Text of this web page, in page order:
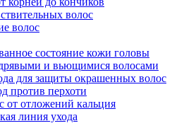
волос
волос
состояние кожи головы
и вьющимися волосами
для защиты окрашенных волос
против перхоти
от отложений кальция
линия ухода